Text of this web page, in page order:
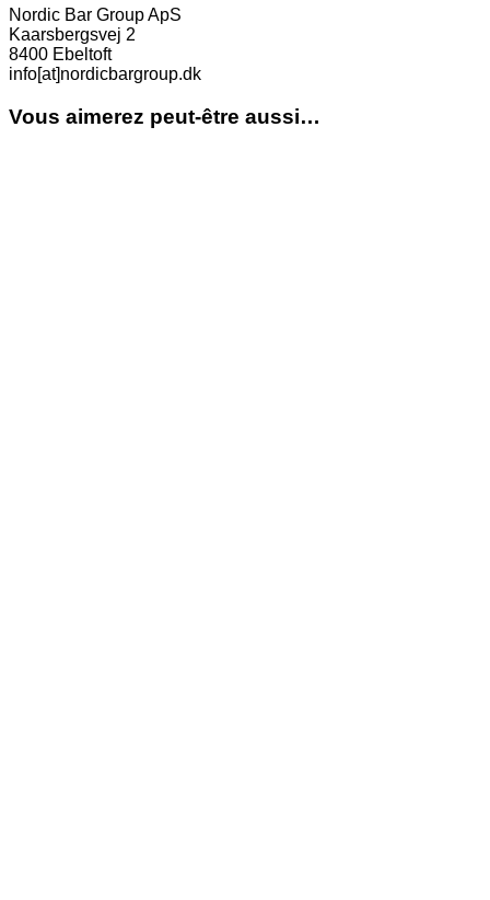
Nordic Bar Group ApS
Kaarsbergsvej 2
8400 Ebeltoft
info[at]nordicbargroup.dk
Vous aimerez peut-être aussi…